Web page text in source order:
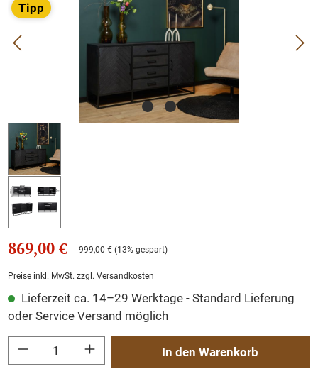
Tipp
869,00 € 999,00 € (13% gespart)
Preise inkl. MwSt. zzgl. Versandkosten
Lieferzeit ca. 14–29 Werktage - Standard Lieferung
oder Service Versand möglich
Produkt Anzahl: Gib den gewünschten Wert ein oder benutze die Schaltflächen
In den Warenkorb